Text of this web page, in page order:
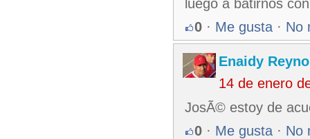
luego a batirnos
0 · Me gusta · No
Enaidy
14 de enero
JosÃ© estoy de
0 · Me gusta · No